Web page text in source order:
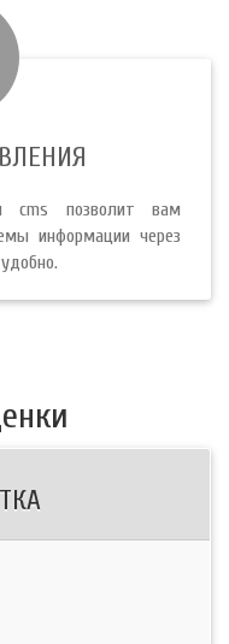
cms позволит вам
информации через